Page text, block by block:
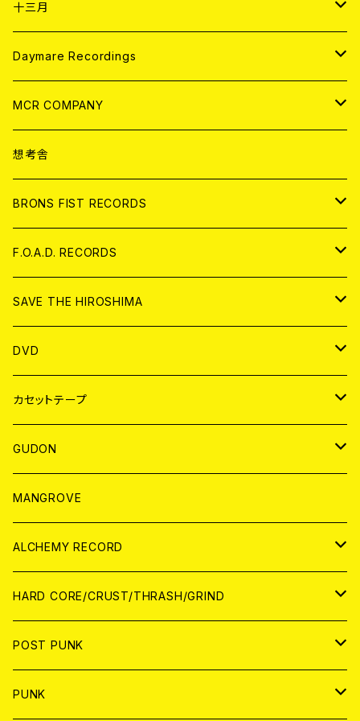
ANALOG
アパレル
CD
ANALOG
十三月
CD
ANALOG
Daymare Recordings
CD
ANALOG
MCR COMPANY
CD
アパレル
ANALOG
想考舎
BRONS FIST RECORDS
CD
ANALOG
F.O.A.D. RECORDS
CD
ANALOG
SAVE THE HIROSHIMA
アパレル
BADGE
DVD
JAPAN
WORLD
カセットテープ
JAPAN
WORLD
GUDON
アパレル
PATCH
アナログ
DIGITAL CONTENTS
MANGROVE
ALCHEMY RECORD
CD
ANALOG
HARD CORE/CRUST/THRASH/GRIND
JAPAN
CD
WORLD
POST PUNK
CD
PUNK